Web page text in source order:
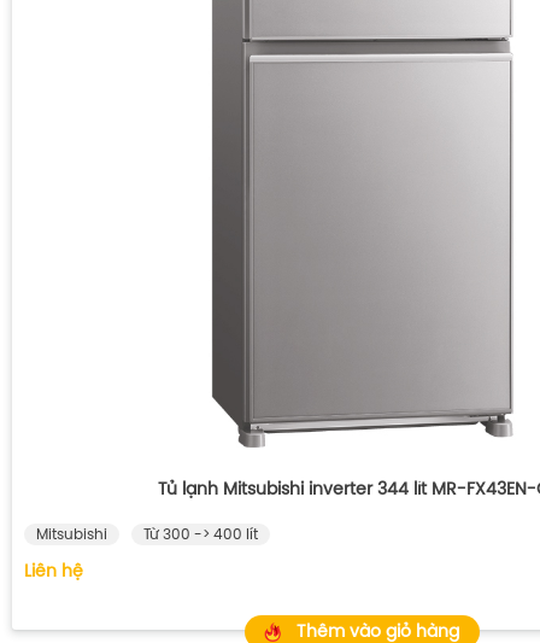
Tủ lạnh Mitsubishi inverter 344 lít MR-FX43EN-
Mitsubishi Từ 300 -> 400 lít
Liên hệ
Thêm vào giỏ hàng